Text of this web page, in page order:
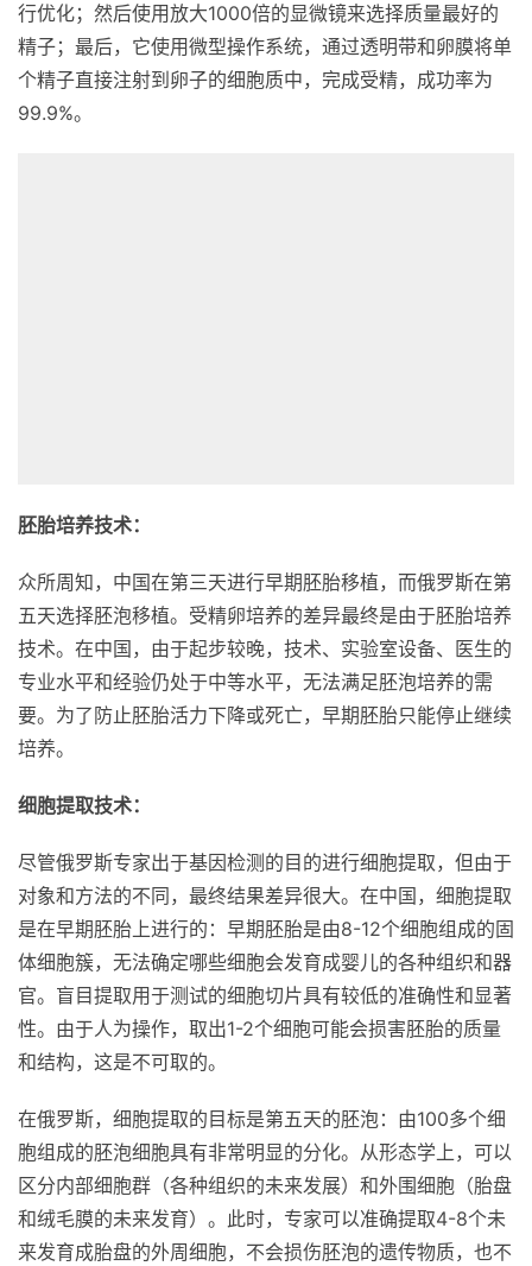
行优化；然后使用放大1000倍的显微镜来选择质量最好的
精子；最后，它使用微型操作系统，通过透明带和卵膜将单
个精子直接注射到卵子的细胞质中，完成受精，成功率为
99.9%。
胚胎培养技术：
众所周知，中国在第三天进行早期胚胎移植，而俄罗斯在第
五天选择胚泡移植。受精卵培养的差异最终是由于胚胎培养
技术。在中国，由于起步较晚，技术、实验室设备、医生的
专业水平和经验仍处于中等水平，无法满足胚泡培养的需
要。为了防止胚胎活力下降或死亡，早期胚胎只能停止继续
培养。
细胞提取技术：
尽管俄罗斯专家出于基因检测的目的进行细胞提取，但由于
对象和方法的不同，最终结果差异很大。在中国，细胞提取
是在早期胚胎上进行的：早期胚胎是由8-12个细胞组成的固
体细胞簇，无法确定哪些细胞会发育成婴儿的各种组织和器
官。盲目提取用于测试的细胞切片具有较低的准确性和显著
性。由于人为操作，取出1-2个细胞可能会损害胚胎的质量
和结构，这是不可取的。
在俄罗斯，细胞提取的目标是第五天的胚泡：由100多个细
胞组成的胚泡细胞具有非常明显的分化。从形态学上，可以
区分内部细胞群（各种组织的未来发展）和外围细胞（胎盘
和绒毛膜的未来发育）。此时，专家可以准确提取4-8个未
来发育成胎盘的外周细胞，不会损伤胚泡的遗传物质，也不